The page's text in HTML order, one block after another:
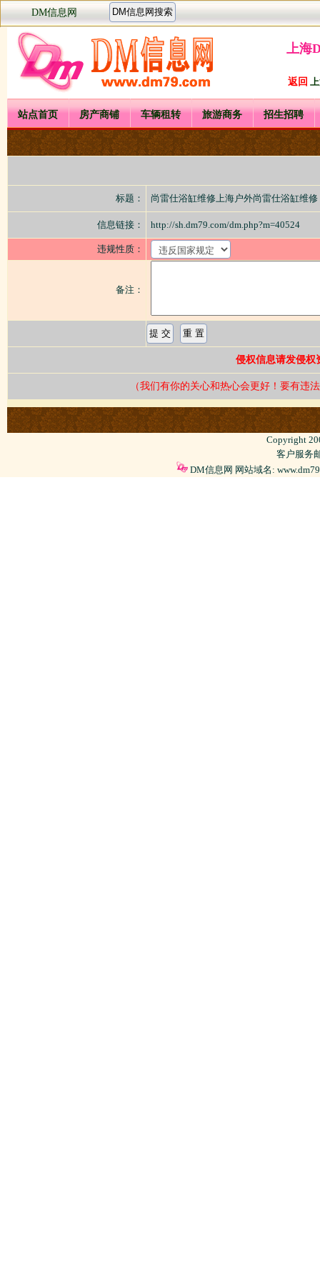
DM信息网
上海
返回
站点首页 房产商铺 车辆租转 旅游商务 招生招聘
标题： 尚雷仕浴缸维修上海户外尚雷仕浴缸维
信息链接： http://sh.dm79.com/dm.php?m=40524
违规性质：
备注：
侵权信息请发侵权
（我们有你的关心和热心会更好！要有违
Copyright
客户服务
DM信息网 网站域名: